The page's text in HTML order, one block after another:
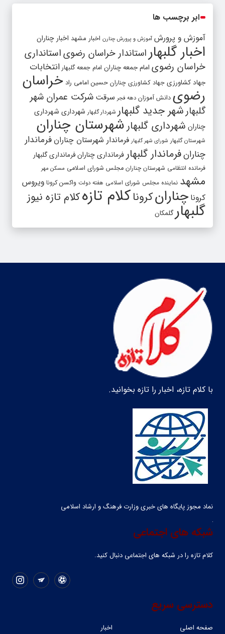
ابر برچسب ها
آموزش و پرورش آموزش و پرورش چنارن اخبار مشهد اخبار چناران
اخبار گلبهار استاندار خراسان رضویاستانداری
خراسان رضوی امام جمعه چناران امام جمعه گلبهار انتخابات
جهاد کشاورزی جهاد کشاورزی چناران حسین امامی راد خراسان
رضوی دانش آموزان دهه فجر سرقت شرکت عمران شهر
گلبهارشهر جدید گلبهار شهردار گلبهار شهرداری شهرداری
چناران شهرداری گلبهار شهرستان چناران
شهرستان گلبهار شورای شهر گلبهار فرماندار شهرستان چناران فرماندار
چنارانفرماندار گلبهار فرمانداری چنارانفرمانداری گلبهار
فرمانده انتظامی شهرستان چناران مجلس شورای اسلامی مسکن مهر
مشهد نماینده مجلس شورای اسلامی هفته دولت واکسن کرونا ویروس
کرونا چنارانکروناکلام تازهکلام تازه نیوز
گلبهارگلمکان
با کلام تازه، اخبار را تازه بخوانید.
نماد مجوز پایگاه های خبری وزارت فرهنگ و ارشاد اسلامی
شبکه های اجتماعی
کلام تازه را در شبکه ‌های اجتماعی دنبال کنید.
دسترسی سریع
صفحه اصلی اخبار